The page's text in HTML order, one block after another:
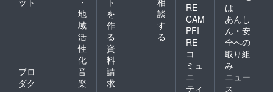
地
域
活
性
化
プロ
ダク
音
楽
を
作
る
談
す
る
資
料
請
求
RE
CAM
PFI
RE
コ
ミュ
ニ
ティ
は
あんし
ん・安
全への
取り組
み
ニュー
ス